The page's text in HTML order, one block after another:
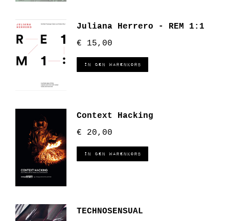
Juliana Herrero - REM 1:1
€ 15,00
In den Warenkorb
Context Hacking
€ 20,00
In den Warenkorb
TECHNOSENSUAL